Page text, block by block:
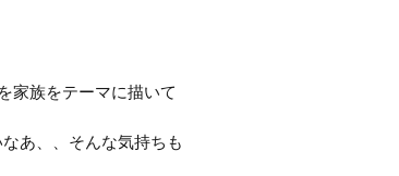
家族をテーマに描いて
あ、、そんな気持ちも